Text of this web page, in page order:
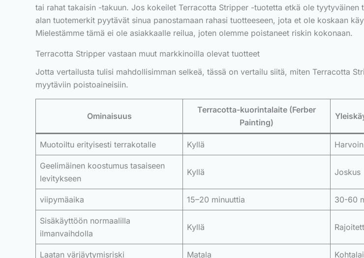
tai rahat takaisin -takuun. Jos kokeilet Terracotta Stripper -tuotetta etkä ole
alan tuotemerkit pyytävät sinua panostamaan rahasi tuotteeseen, jota et ole koskaan
Mielestämme tämä ei ole asiakkaalle reilua, joten olemme poistaneet riskin kokonaan.
Terracotta Stripper vastaan muut markkinoilla olevat tuotteet
Jotta vertailusta tulisi mahdollisimman selkeä, tässä on vertailu siitä, miten Terracotta
myytäviin poistoaineisiin.
Ominaisuus
Terracotta-kuorintalaite (Ferber
Painting)
Muotoiltu erityisesti terrakotalle Kyllä Harvoin
Geelimäinen koostumus tasaiseen
levitykseen
Kyllä Joskus
viipymäaika 15–20 minuuttia 30-60
Sisäkäyttöön normaalilla
ilmanvaihdolla
Kyllä
Laatan värjäytymisriski Matala